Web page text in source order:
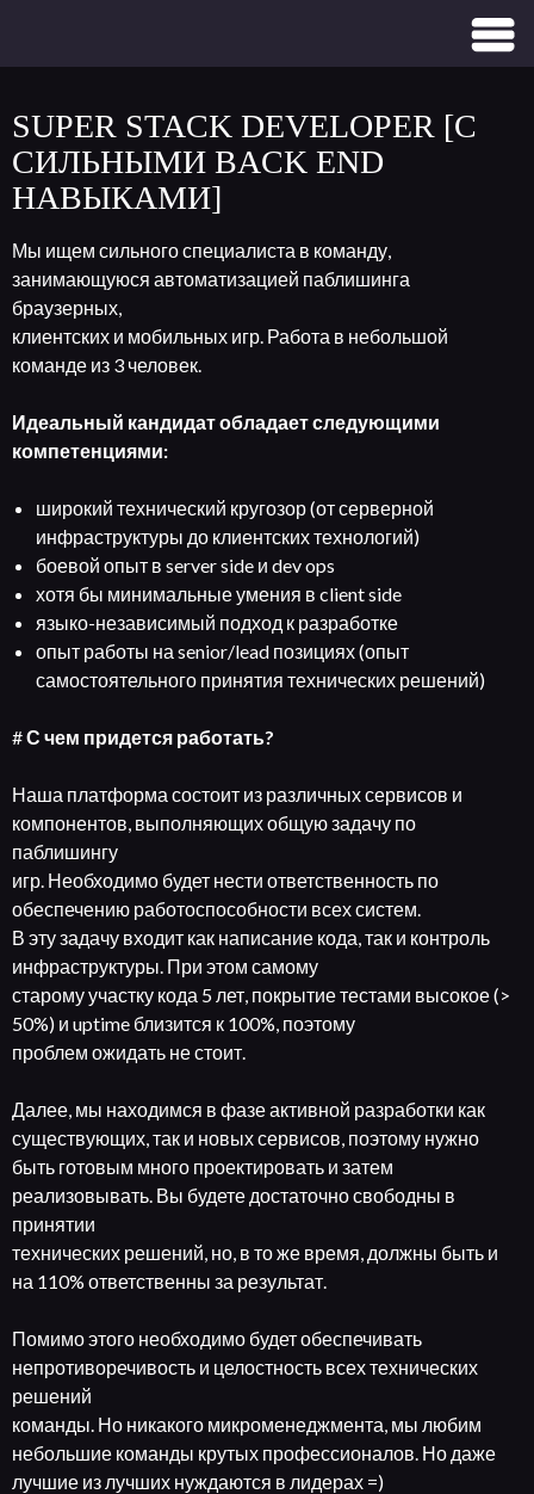
SUPER STACK DEVELOPER [С
СИЛЬНЫМИ BACK END
НАВЫКАМИ]
Мы ищем сильного специалиста в команду,
занимающуюся автоматизацией паблишинга
браузерных,
клиентских и мобильных игр. Работа в небольшой
команде из 3 человек.
Идеальный кандидат обладает следующими
компетенциями:
широкий технический кругозор (от серверной
инфраструктуры до клиентских технологий)
боевой опыт в server side и dev ops
хотя бы минимальные умения в client side
языко-независимый подход к разработке
опыт работы на senior/lead позициях (опыт
самостоятельного принятия технических решений)
#С чем придется работать?
Наша платформа состоит из различных сервисов и
компонентов, выполняющих общую задачу по
паблишингу
игр. Необходимо будет нести ответственность по
обеспечению работоспособности всех систем.
В эту задачу входит как написание кода, так и контроль
инфраструктуры. При этом самому
старому участку кода 5 лет, покрытие тестами высокое (>
50%) и uptime близится к 100%, поэтому
проблем ожидать не стоит.
Далее, мы находимся в фазе активной разработки как
существующих, так и новых сервисов, поэтому нужно
быть готовым много проектировать и затем
реализовывать. Вы будете достаточно свободны в
принятии
технических решений, но, в то же время, должны быть и
на 110% ответственны за результат.
Помимо этого необходимо будет обеспечивать
непротиворечивость и целостность всех технических
решений
команды. Но никакого микроменеджмента, мы любим
небольшие команды крутых профессионалов. Но даже
лучшие из лучших нуждаются в лидерах =)